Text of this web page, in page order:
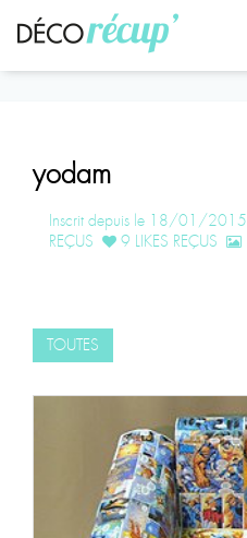
yodam
Inscrit depuis le 18/01/2015
REÇUS
9 LIKES REÇUS
TOUTES